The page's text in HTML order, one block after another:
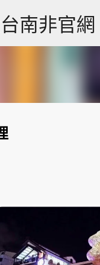
跳到主要內
南非官